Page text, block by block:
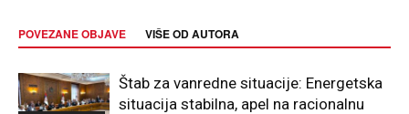
POVEZANE OBJAVE VIŠE OD AUTORA
Štab za vanredne situacije: Energetska
situacija stabilna, apel na racionalnu